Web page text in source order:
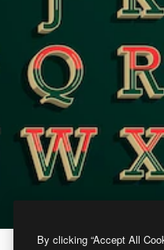
By clicking “Accept All